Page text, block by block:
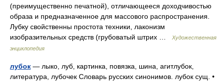
(преимущественно печатной), отличающееся доходчивостью
образа и предназначенное для массового распространения.
Лубку свойственны простота техники, лаконизм
изобразительных средств (грубоватый штрих …
Художественная
энциклопедия
лубок — лыко, луб, картинка, повязка, шина, агитлубок,
литература, лубочек Словарь русских синонимов. лубок сущ. •